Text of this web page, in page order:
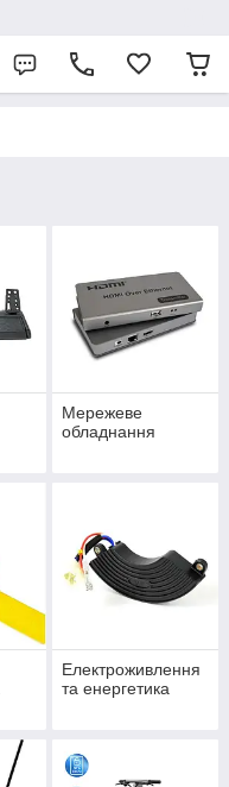
Мережеве
обладнання
Електроживлення
та енергетика